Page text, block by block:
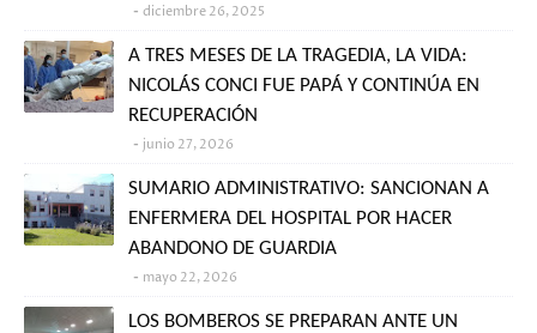
diciembre 26, 2025
A TRES MESES DE LA TRAGEDIA, LA VIDA:
NICOLÁS CONCI FUE PAPÁ Y CONTINÚA EN
RECUPERACIÓN
junio 27, 2026
SUMARIO ADMINISTRATIVO: SANCIONAN A
ENFERMERA DEL HOSPITAL POR HACER
ABANDONO DE GUARDIA
mayo 22, 2026
LOS BOMBEROS SE PREPARAN ANTE UN